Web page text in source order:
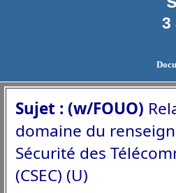
3
Sujet : (w/FOUO)
domaine du
Sécurité des
(CSEC) (U)